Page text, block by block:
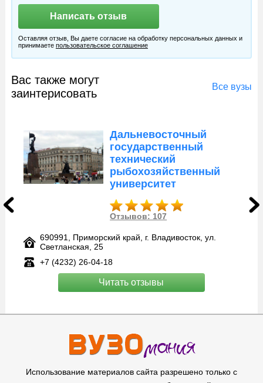
Оставляя отзыв, Вы даете согласие на обработку персональных данных и
принимаете пользовательское соглашение
Вас также могут
заинтерисовать
Все вузы
Дальневосточный
государственный
технический
рыбохозяйственный
университет
Отзывов: 107
690991, Приморский край, г. Владивосток, ул.
Светланская, 25
+7 (4232) 26-04-18
Читать отзывы
Использование материалов сайта разрешено только с